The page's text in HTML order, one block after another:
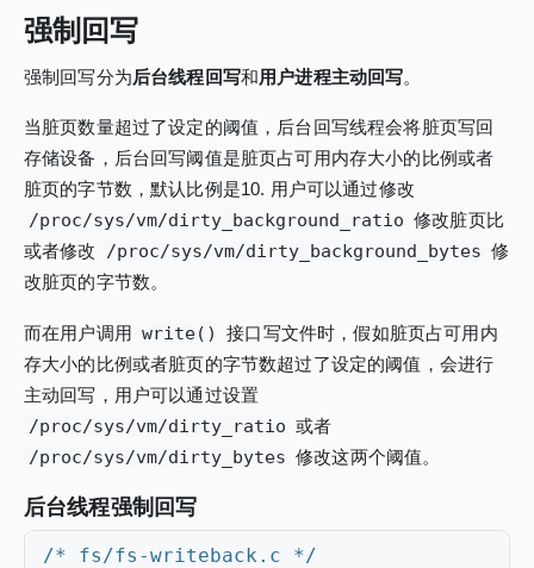
强制回写
强制回写分为后台线程回写和用户进程主动回写。
当脏页数量超过了设定的阈值，后台回写线程会将脏页写回
存储设备，后台回写阈值是脏页占可用内存大小的比例或者
脏页的字节数，默认比例是10. 用户可以通过修改
/proc/sys/vm/dirty_background_ratio 修改脏页比
或者修改
/proc/sys/vm/dirty_background_bytes 修
改脏页的字节数。
而在用户调用 write()
接口写文件时，假如脏页占可用内
存大小的比例或者脏页的字节数超过了设定的阈值，会进行
主动回写，用户可以通过设置
/proc/sys/vm/dirty_ratio 或者
/proc/sys/vm/dirty_bytes 修改这两个阈值。
后台线程强制回写
/* fs/fs-writeback.c */